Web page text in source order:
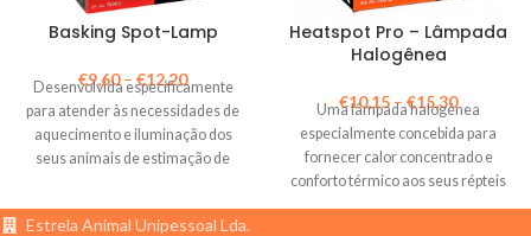
Basking Spot-Lamp
€9,60– €12,20
Desenvolvida especificamente
para atender às necessidades de
aquecimento e iluminação dos
seus animais de estimação de
Heatspot Pro – Lâmpada
Halogênea
€10,15 – €15,30
Uma lâmpada halogénea
especialmente concebida para
fornecer calor concentrado e
conforto térmico aos seus répteis
de estimação.
Estrela Animal Unipessoal Lda.